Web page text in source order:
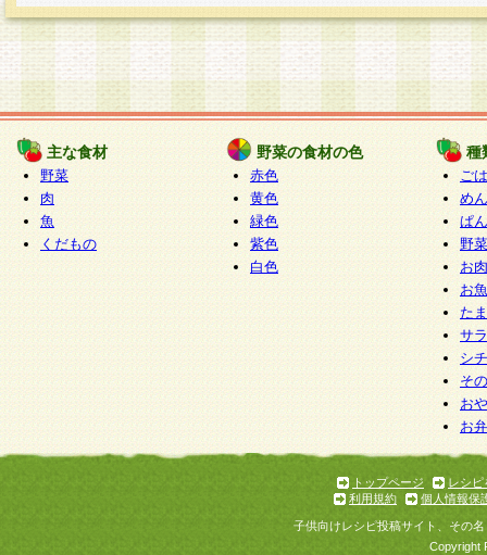
力いただく個人情報は第三者に提供しません。
○個人情報の委託について
個人情報の取り扱いを外部に委託する場合は、
情報管理基準を満たす企業を選定して委託を行
が行われるよう監督します。
○開示対象個人情報の開示等および問い合わせ窓口
本人からの求めにより、当社が本件により取得
報の利用目的の通知・開示・内容の訂正・追加
停止・消去及び第三者への提供の禁止（以下、
といいます。）に応じます。
開示等に応じる窓口は以下になります。
ぱくすく食堂個人情報お客様相談窓口 paku-
m
個人情報を与えることは任意ですが、個人情報
意をいただけない場合には、当社のサービスの
お問い合わせ・ご相談への対応ができない場合
主な食材
野菜
肉
魚
くだもの
野菜の食材の色
赤色
黄色
緑色
紫色
白色
種
ご
めん
ぱん
野
お
お
た
サ
シ
そ
お
お
トップページ
レシピ
利用規約
個人情報保
子供向けレシピ投稿サイト、その
Copyright